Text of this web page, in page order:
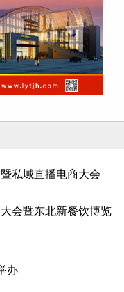
私域直播电商大会
会暨东北新餐饮博览
办